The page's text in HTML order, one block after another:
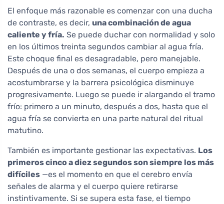
El enfoque más razonable es comenzar con una ducha
de contraste, es decir, una combinación de agua
caliente y fría. Se puede duchar con normalidad y solo
en los últimos treinta segundos cambiar al agua fría.
Este choque final es desagradable, pero manejable.
Después de una o dos semanas, el cuerpo empieza a
acostumbrarse y la barrera psicológica disminuye
progresivamente. Luego se puede ir alargando el tramo
frío: primero a un minuto, después a dos, hasta que el
agua fría se convierta en una parte natural del ritual
matutino.
También es importante gestionar las expectativas. Los
primeros cinco a diez segundos son siempre los más
difíciles —es el momento en que el cerebro envía
señales de alarma y el cuerpo quiere retirarse
instintivamente. Si se supera esta fase, el tiempo